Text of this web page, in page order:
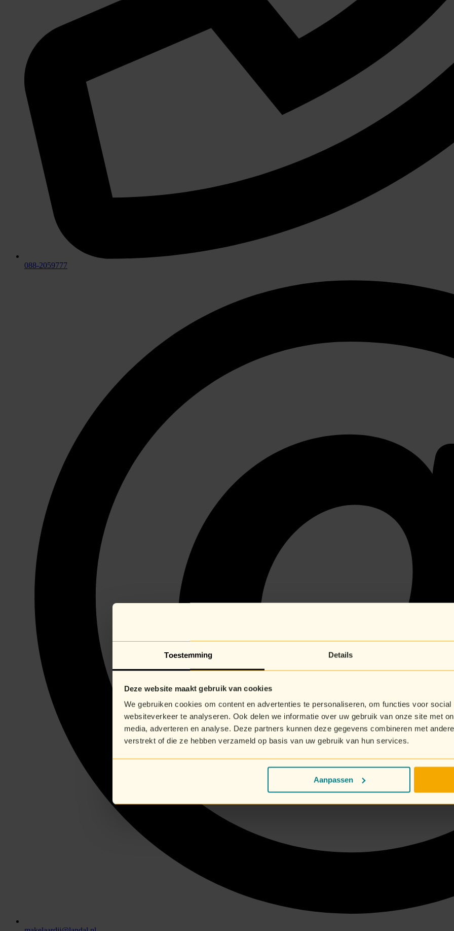
Toestemming Details
Deze website maakt gebruik van cookies
We gebruiken cookies om content en advertenties te personaliseren, om functies voor
websiteverkeer te analyseren. Ook delen we informatie over uw gebruik van onze site met
media, adverteren en analyse. Deze partners kunnen deze gegevens combineren met
verstrekt of die ze hebben verzameld op basis van uw gebruik van hun services.
Aanpassen
088-2059777